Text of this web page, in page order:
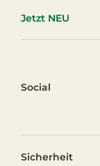
Jetzt NEU
Social
Sicherheit